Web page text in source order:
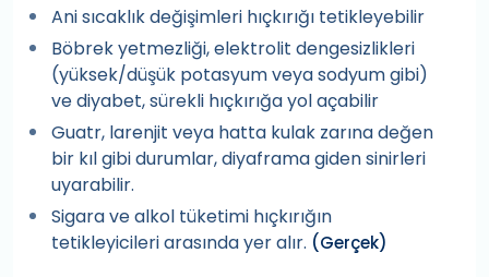
Ani sıcaklık değişimleri hıçkırığı tetikleyebilir
Böbrek yetmezliği, elektrolit dengesizlikleri
(yüksek/düşük potasyum veya sodyum gibi)
ve diyabet, sürekli hıçkırığa yol açabilir
Guatr, larenjit veya hatta kulak zarına değen
bir kıl gibi durumlar, diyaframa giden sinirleri
uyarabilir.
Sigara ve alkol tüketimi hıçkırığın
tetikleyicileri arasında yer alır. (Gerçek)